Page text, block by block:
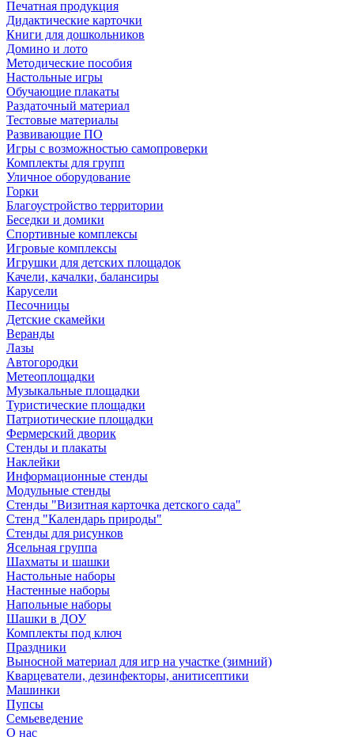
Печатная продукция
Дидактические карточки
Книги для дошкольников
Домино и лото
Методические пособия
Настольные игры
Обучающие плакаты
Раздаточный материал
Тестовые материалы
Развивающие ПО
Игры с возможностью самопроверки
Комплекты для групп
Уличное оборудование
Горки
Благоустройство территории
Беседки и домики
Спортивные комплексы
Игровые комплексы
Игрушки для детских площадок
Качели, качалки, балансиры
Карусели
Песочницы
Детские скамейки
Веранды
Лазы
Автогородки
Метеоплощадки
Музыкальные площадки
Туристические площадки
Патриотические площадки
Фермерский дворик
Стенды и плакаты
Наклейки
Информационные стенды
Модульные стенды
Стенды "Визитная карточка детского сада"
Стенд "Календарь природы"
Стенды для рисунков
Ясельная группа
Шахматы и шашки
Настольные наборы
Настенные наборы
Напольные наборы
Шашки в ДОУ
Комплекты под ключ
Праздники
Выносной материал для игр на участке (зимний)
Кварцеватели, дезинфекторы, анитисептики
Машинки
Пупсы
Семьеведение
О нас